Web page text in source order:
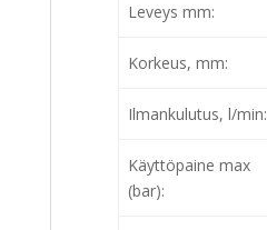
Leveys mm:
Korkeus, mm:
Ilmankulutus, l/min:
Käyttöpaine max
(bar):